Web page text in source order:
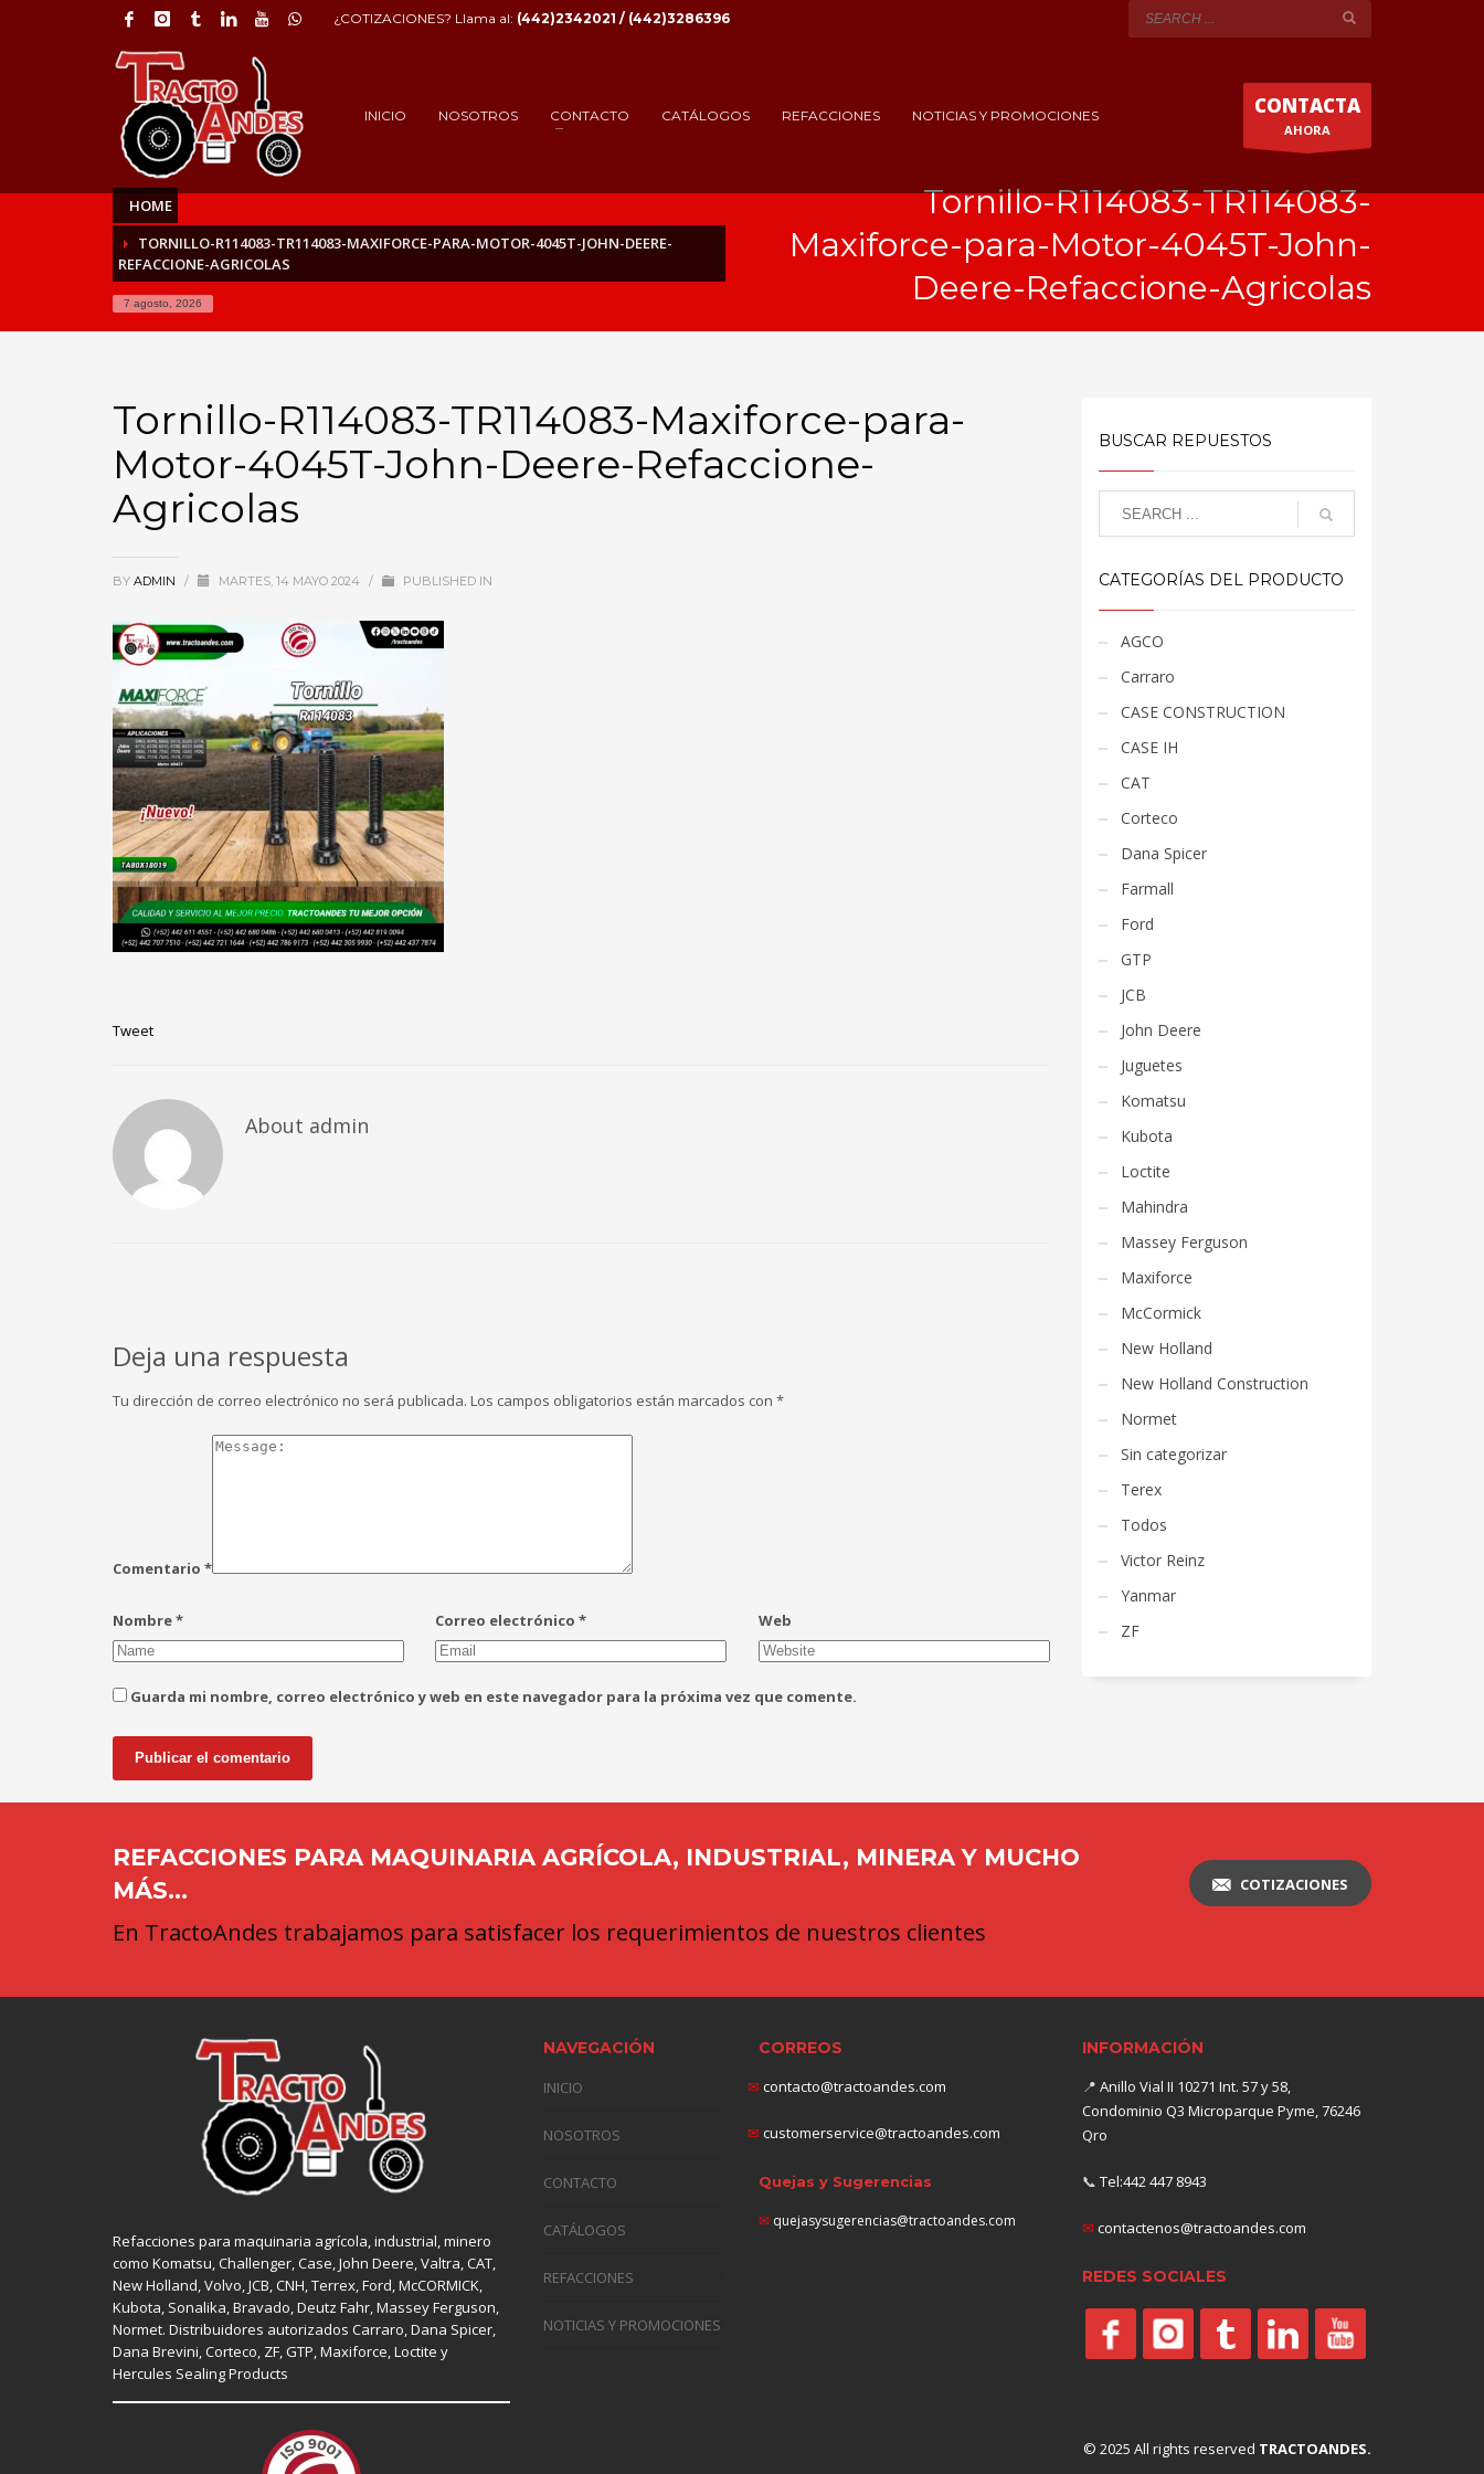
¿COTIZACIONES? Llama al: (442)2342021 / (442)3286396
INICIO NOSOTROS CONTACTO CATÁLOGOS REFACCIONES NOTICIAS Y PROMOCIONES CONTACTA
AHORA
HOME
TORNILLO-R114083-TR114083-MAXIFORCE-PARA-MOTOR-4045T-JOHN-DEERE-
REFACCIONE-AGRICOLAS
7 agosto, 2026
Tornillo-R114083-TR114083-
Maxiforce-para-Motor-4045T-John-
Deere-Refaccione-Agricolas
Tornillo-R114083-TR114083-Maxiforce-para-
Motor-4045T-John-Deere-Refaccione-
Agricolas
BY ADMIN / MARTES, 14 MAYO 2024 / PUBLISHED IN
Tweet
About admin
Deja una respuesta
Tu dirección de correo electrónico no será publicada. Los campos obligatorios están marcados con *
Comentario *
Nombre* Correo electrónico* Web
Guarda mi nombre, correo electrónico y web en este navegador para la próxima vez que comente.
BUSCAR REPUESTOS
CATEGORÍAS DEL PRODUCTO
AGCO
Carraro
CASE CONSTRUCTION
CASE IH
CAT
Corteco
Dana Spicer
Farmall
Ford
GTP
JCB
John Deere
Juguetes
Komatsu
Kubota
Loctite
Mahindra
Massey Ferguson
Maxiforce
McCormick
New Holland
New Holland Construction
Normet
Sin categorizar
Terex
Todos
Victor Reinz
Yanmar
ZF
REFACCIONES PARA MAQUINARIA AGRÍCOLA, INDUSTRIAL, MINERA Y MUCHO
MÁS...
En TractoAndes trabajamos para satisfacer los requerimientos de nuestros clientes
COTIZACIONES
Refacciones para maquinaria agrícola, industrial, minero
como Komatsu, Challenger,Case,John Deere, Valtra,CAT,
New Holland, Volvo,JCB,CNH, Terrex,Ford, McCORMICK,
Kubota, Sonalika, Bravado, Deutz Fahr,Massey Ferguson,
Normet. Distribuidores autorizados Carraro,Dana Spicer,
Dana Brevini,Corteco, ZF,GTP,Maxiforce,Loctite y
Hercules Sealing Products
NAVEGACIÓN
INICIO
NOSOTROS
CONTACTO
CATÁLOGOS
REFACCIONES
NOTICIAS Y PROMOCIONES
CORREOS
✉ contacto@tractoandes.com
✉ customerservice@tractoandes.com
Quejas y Sugerencias
✉ quejasysugerencias@tractoandes.com
INFORMACIÓN
📍 Anillo Vial II 10271 Int. 57 y 58,
Condominio Q3 Microparque Pyme, 76246
Qro
📞 Tel:442 447 8943
✉ contactenos@tractoandes.com
REDES SOCIALES
© 2025 All rights reserved TRACTOANDES.